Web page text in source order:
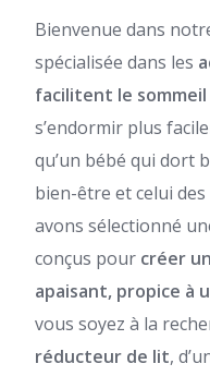
Bienvenue dans
spécialisée dans les
facilitent le sommeil
s’endormir plus
qu’un bébé qui dort
bien-être et celui
avons sélectionné
conçus pour créer
apaisant, propice à
vous soyez à la
réducteur de lit,